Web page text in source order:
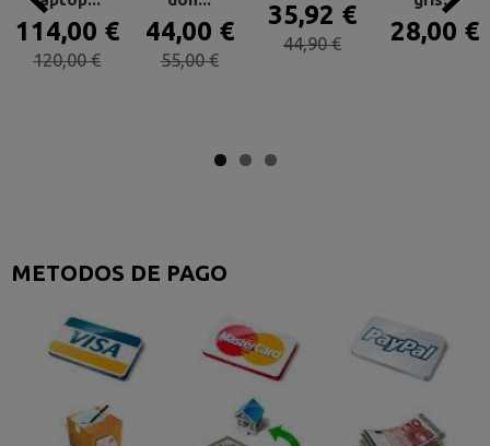
METODOS DE PAGO
114,00 €
120,00 €
44,00 €
55,00 €
35,92 €
44,90 € 28,00 €